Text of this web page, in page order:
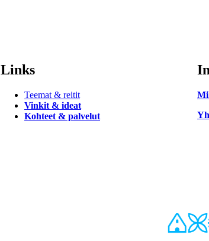
Links
Teemat & reitit
Vinkit & ideat
Kohteet & palvelut